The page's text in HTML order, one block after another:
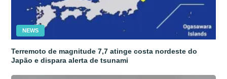
NEWS
Terremoto de magnitude 7,7 atinge costa nordeste do
Japão e dispara alerta de tsunami